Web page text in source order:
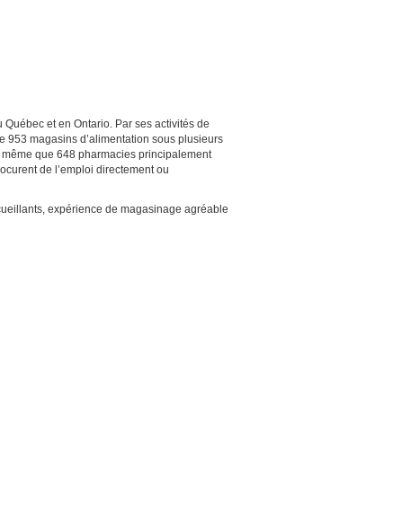
et en Ontario. Par ses activités de
magasins d’alimentation sous plusieurs
que 648 pharmacies principalement
de l’emploi directement ou
expérience de magasinage agréable